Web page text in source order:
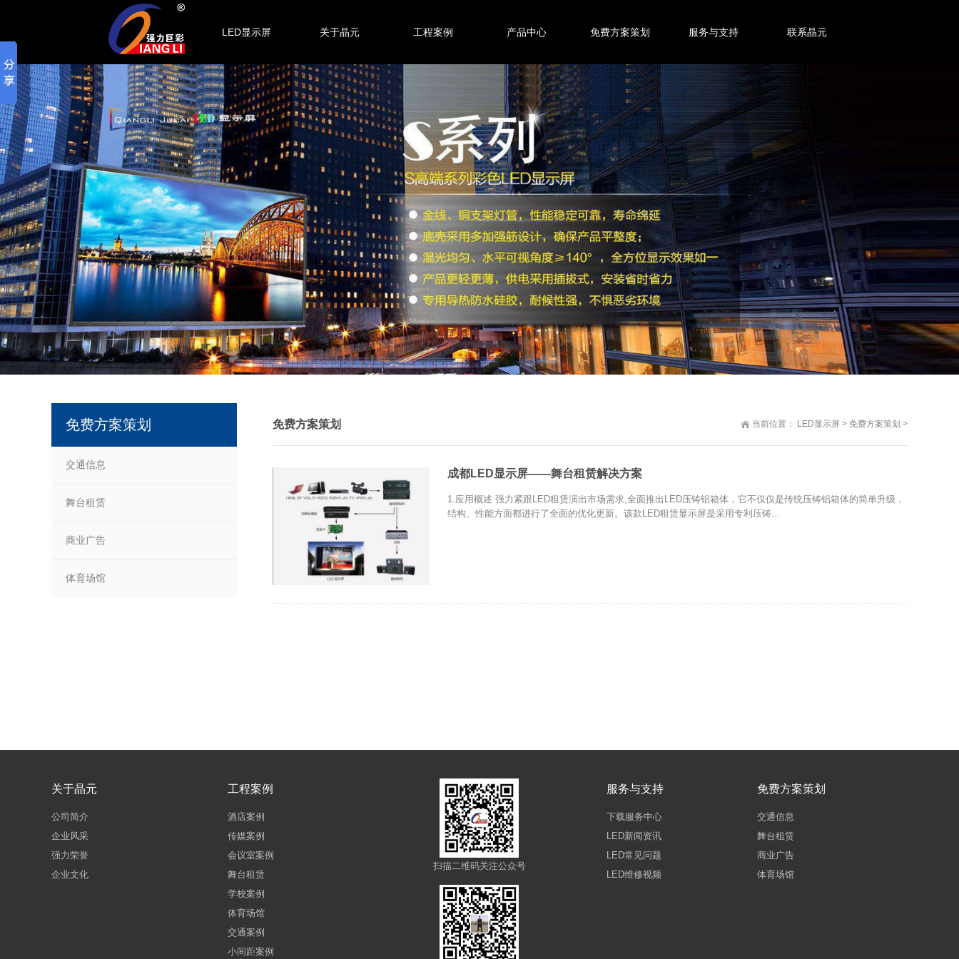
LED显示屏 关于晶元 工程案例 产品中心 免费方案策划 服务与支持 联系晶元
当前位置： LED显示屏 > 免费方案策划 >
免费方案策划
成都LED显示屏——舞台租赁解决方案
1.应用概述 强力紧跟LED租赁演出市场需求,全面推出LED压铸铝箱体，它不仅仅是传统压铸铝箱体的简单升级，
结构、性能方面都进行了全面的优化更新。该款LED租赁显示屏是采用专利压铸...
免费方案策划
交通信息
舞台租赁
商业广告
体育场馆
关于晶元
公司简介
企业风采
强力荣誉
企业文化
工程案例
酒店案例
传媒案例
会议室案例
舞台租赁
学校案例
体育场馆
交通案例
小间距案例
扫描二维码关注公众号
服务与支持
下载服务中心
LED新闻资讯
LED常见问题
LED维修视频
免费方案策划
交通信息
舞台租赁
商业广告
体育场馆